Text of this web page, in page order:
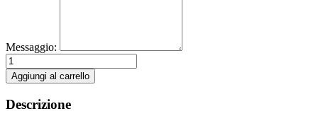
Messaggio:
Gift
Card
quantità
Aggiungi al carrello
Descrizione